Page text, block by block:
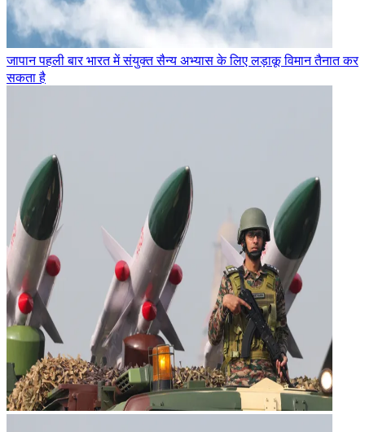
जापान पहली बार भारत में संयुक्त सैन्य अभ्यास के लिए लड़ाकू विमान तैनात कर
सकता है